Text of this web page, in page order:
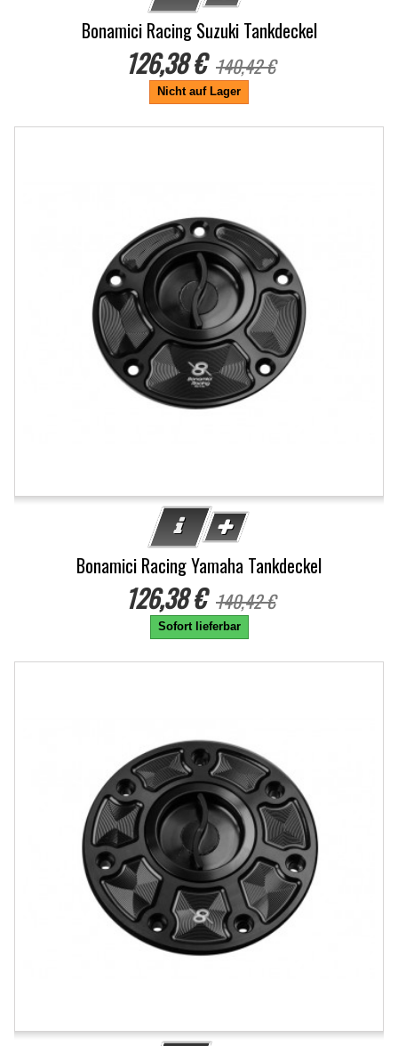
Bonamici Racing Suzuki Tankdeckel
126,38 € 140,42 €
Nicht auf Lager
Bonamici Racing Yamaha Tankdeckel
126,38 € 140,42 €
Sofort lieferbar